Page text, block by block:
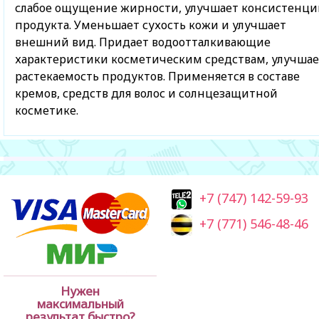
слабое ощущение жирности, улучшает
продукта. Уменьшает сухость кожи и улучшает
внешний вид. Придает водоотталкивающие
характеристики косметическим средствам,
растекаемость продуктов. Применяется в составе
кремов, средств для волос и солнцезащитной
косметике.
Нужен
максимальный
+7 (747) 142-59-93
+7 (771) 546-48-46